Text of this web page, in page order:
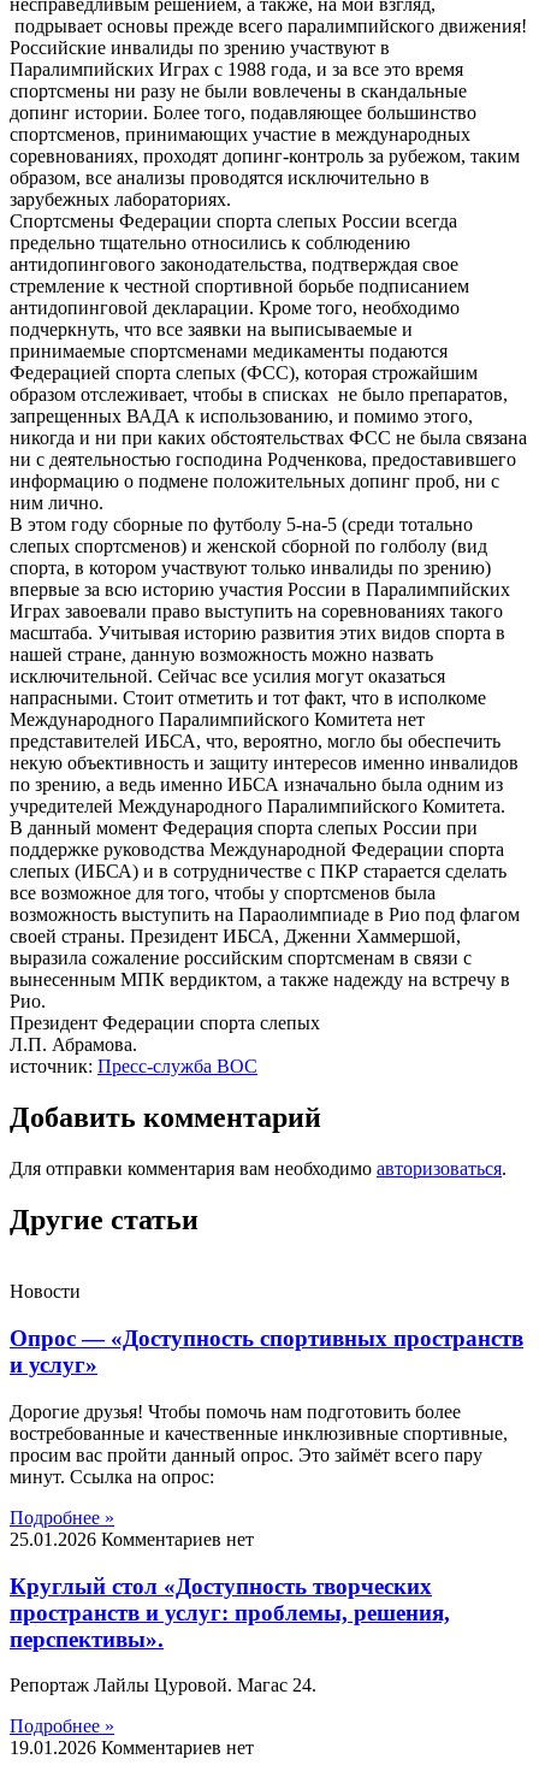
подрывает основы прежде всего паралимпийского движения!
Российские инвалиды по зрению участвуют в
Паралимпийских Играх с 1988 года, и за все это время
спортсмены ни разу не были вовлечены в скандальные
допинг истории. Более того, подавляющее большинство
спортсменов, принимающих участие в международных
соревнованиях, проходят допинг-контроль за рубежом, таким
образом, все анализы проводятся исключительно в
зарубежных лабораториях.
Спортсмены Федерации спорта слепых России всегда
предельно тщательно относились к соблюдению
антидопингового законодательства, подтверждая свое
стремление к честной спортивной борьбе подписанием
антидопинговой декларации. Кроме того, необходимо
подчеркнуть, что все заявки на выписываемые и
принимаемые спортсменами медикаменты подаются
Федерацией спорта слепых (ФСС), которая строжайшим
образом отслеживает, чтобы в списках не было препаратов,
запрещенных ВАДА к использованию, и помимо этого,
никогда и ни при каких обстоятельствах ФСС не была связана
ни с деятельностью господина Родченкова, предоставившего
информацию о подмене положительных допинг проб, ни с
ним лично.
В этом году сборные по футболу 5-на-5 (среди тотально
слепых спортсменов) и женской сборной по голболу (вид
спорта, в котором участвуют только инвалиды по зрению)
впервые за всю историю участия России в Паралимпийских
Играх завоевали право выступить на соревнованиях такого
масштаба. Учитывая историю развития этих видов спорта в
нашей стране, данную возможность можно назвать
исключительной. Сейчас все усилия могут оказаться
напрасными. Стоит отметить и тот факт, что в исполкоме
Международного Паралимпийского Комитета нет
представителей ИБСА, что, вероятно, могло бы обеспечить
некую объективность и защиту интересов именно инвалидов
по зрению, а ведь именно ИБСА изначально была одним из
учредителей Международного Паралимпийского Комитета.
В данный момент Федерация спорта слепых России при
поддержке руководства Международной Федерации спорта
слепых (ИБСА) и в сотрудничестве с ПКР старается сделать
все возможное для того, чтобы у спортсменов была
возможность выступить на Параолимпиаде в Рио под флагом
своей страны. Президент ИБСА, Дженни Хаммершой,
выразила сожаление российским спортсменам в связи с
вынесенным МПК вердиктом, а также надежду на встречу в
Рио.
Президент Федерации спорта слепых
Л.П. Абрамова.
источник: Пресс-служба ВОС
Добавить комментарий
Для отправки комментария вам необходимо авторизоваться.
Другие статьи
Новости
Опрос — «Доступность спортивных пространств
и услуг»
Дорогие друзья! Чтобы помочь нам подготовить более
востребованные и качественные инклюзивные спортивные,
просим вас пройти данный опрос. Это займёт всего пару
минут. Ссылка на опрос:
Подробнее »
25.01.2026 Комментариев нет
Круглый стол «Доступность творческих
пространств и услуг: проблемы, решения,
перспективы».
Репортаж Лайлы Цуровой. Магас 24.
Подробнее »
19.01.2026 Комментариев нет